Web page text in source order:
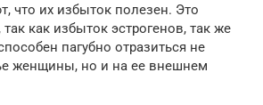
что их избыток полезен. Это
как избыток эстрогенов, так же
пагубно отразиться не
женщины, но и на ее внешнем